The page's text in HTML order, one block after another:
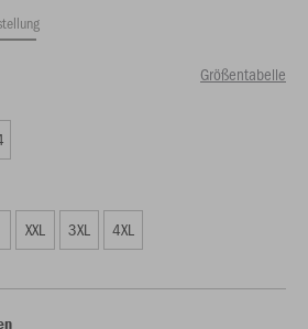
Größentabelle
XXL 3XL 4XL